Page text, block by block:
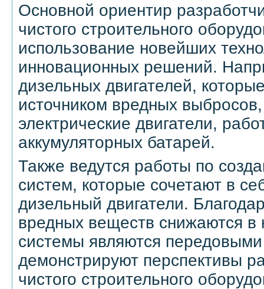
Основной ориентир
чистого строительного
использование новейших
инновационных решений.
дизельных двигателей,
источником вредных
электрические двигатели,
аккумуляторных батарей.
Также ведутся работы по
систем, которые сочетают в
дизельный двигатели.
вредных веществ снижаются в
системы являются
демонстрируют перспективы
чистого строительного